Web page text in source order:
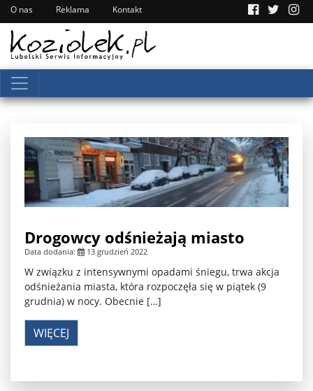
O nas Reklama Kontakt
Drogowcy odśnieżają miasto
Data dodania: 13 grudzień 2022
W związku z intensywnymi opadami śniegu, trwa akcja
odśnieżania miasta, która rozpoczęła się w piątek (9
grudnia) w nocy. Obecnie […]
WIĘCEJ